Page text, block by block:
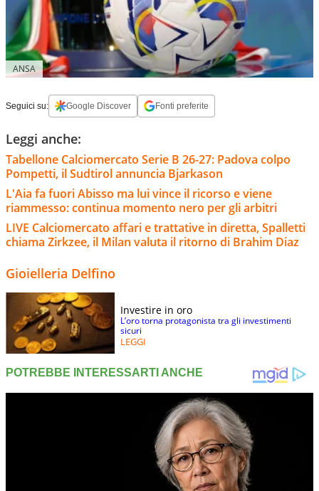
ANSA
Seguici su: Google Discover Fonti preferite
Leggi anche:
Tabellone Calciomercato Serie B 26-27: Padova colpo
Pompetti, il Sudtirol annuncia Bjarkason
L'Aia fa fuori Abisso ma lui vince il ricorso e viene
riammesso: continua momento nero per gli arbitri
LIVE Calciomercato affari e trattative in diretta, Spalletti
chiama Zirkzee, il Milan valuta il ritorno di Brahim Diaz
Gioielleria Delfino
Investire in oro
L’oro torna protagonista tra gli investimenti
sicuri
LEGGI